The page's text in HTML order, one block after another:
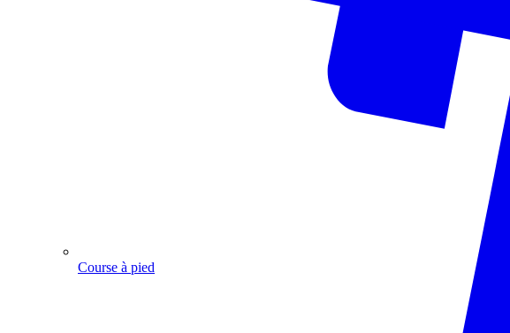
Course à pied